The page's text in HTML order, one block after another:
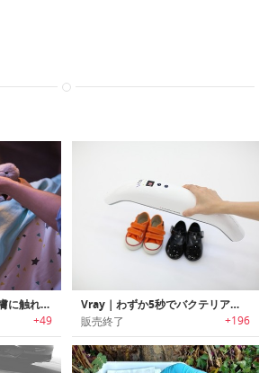
Withings Thermo｜皮膚に触れずに2秒で正確に体温を計測可能なスマート温度計「サーモ」
+49
Vray｜わずか5秒でバクテリアを殺菌可能なUVステリライザー「ヴィーレイ」
販売終了 +196